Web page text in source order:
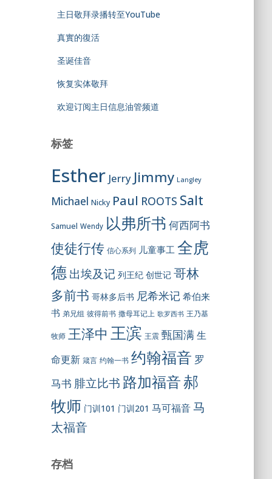
主日敬拜录播转至YouTube
真實的復活
圣诞佳音
恢复实体敬拜
欢迎订阅主日信息油管频道
标签
Esther Jerry Jimmy Langley
Michael Nicky Paul ROOTS Salt
Samuel Wendy 以弗所书 何西阿书
使徒行传 信心系列 儿童事工 全虎
德 出埃及记 列王纪 创世记 哥林
多前书 哥林多后书 尼希米记 希伯来
书 弟兄组 彼得前书 撒母耳记上 歌罗西书 王乃基
牧师 王泽中 王滨 王震 甄国满 生
命更新 箴言 约翰一书 约翰福音 罗
马书 腓立比书 路加福音郝
牧师 门训101 门训201 马可福音 马
太福音
存档